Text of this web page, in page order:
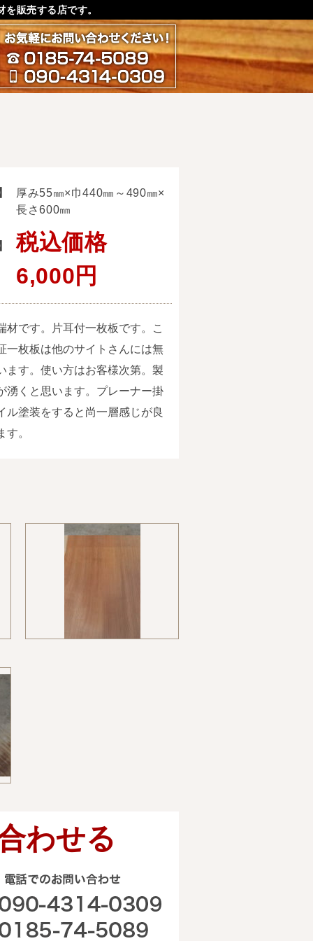
販売する店です。
お気軽にお問い合わせ下さ
0185-74-5089
090-4314-0309
厚み55㎜×巾440㎜～490㎜×
長さ600㎜
税込価格
6,000円
材です。片耳付一枚板です。こ
一枚板は他のサイトさんには無
ます。使い方はお客様次第。製
湧くと思います。プレーナー掛
ル塗装をすると尚一層感じが良
す。
わせる